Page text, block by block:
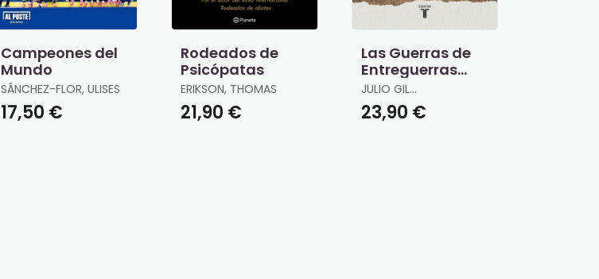
Campeones del
Mundo
SÁNCHEZ-FLOR, ULISES
17,50 €
Rodeados de
Psicópatas
ERIKSON, THOMAS
21,90 €
Las Guerras de
Entreguerras
(1919 ? 1939)
JULIO GIL
PECHARROMÁN
23,90 €